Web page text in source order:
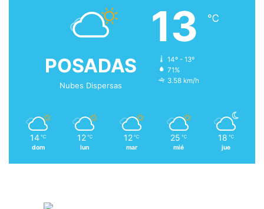
POSADAS
Nubes Dispersas
13 ℃
14º - 13º
71%
3.58 km/h
14 ℃
dom
12 ℃
lun
12 ℃
mar
25 ℃
mié
18 ℃
jue